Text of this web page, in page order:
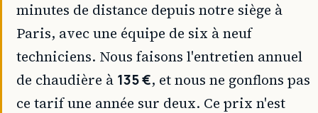
minutes de distance depuis notre siège à
Paris, avec une équipe de six à neuf
techniciens. Nous faisons l'entretien annuel
de chaudière à 135 €, et nous ne gonflons pas
ce tarif une année sur deux. Ce prix n'est